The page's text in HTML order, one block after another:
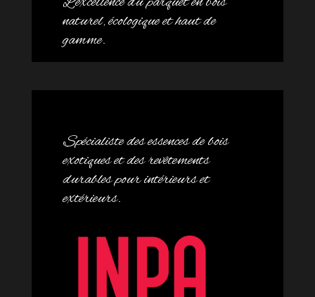
naturel, écologique et haut de
gamme.
Spécialiste des essences de bois
exotiques et des revêtements
durables pour intérieurs et
extérieurs.